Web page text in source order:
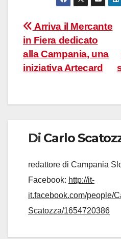
Navigazione
articoli
Arriva il Mercante
in Fiera dedicato
alla Campania, una
iniziativa Artecard
Di Carlo
redattore di Campania
Facebook: http://it-
it.facebook.com/people/
Scatozza/1654720386